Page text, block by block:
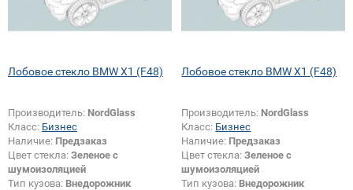
Лобовое стекло BMW X1 (F48)
Производитель: NordGlass
Класс: Бизнес
Наличие: Предзаказ
Цвет стекла: Зеленое с
шумоизоляцией
Тип кузова: Внедорожник
Лобовое стекло BMW X1 (F48)
Производитель: NordGlass
Класс: Бизнес
Наличие: Предзаказ
Цвет стекла:Зеленое с
шумоизоляцией
Тип кузова: Внедорожник